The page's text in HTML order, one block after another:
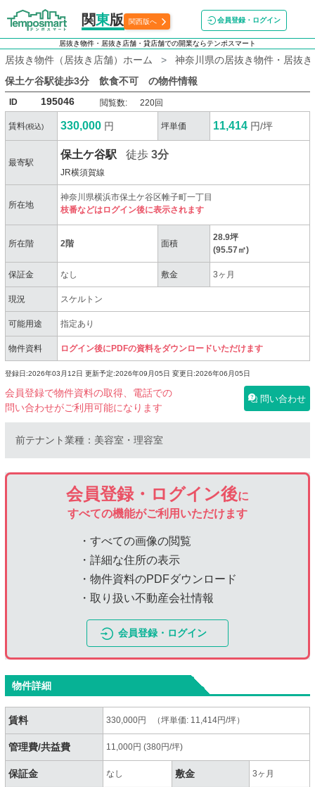
関東版 関西版へ 会員登録・ログイン
居抜き物件・居抜き店舗・貸店舗での開業ならテンポスマート
居抜き物件（居抜き店舗）ホーム
神奈川県の居抜き物件・居抜
保土ケ谷駅徒歩3分 飲食不可 の物件情報
ID 195046 閲覧数: 220回
賃料(税込) 330,000 円 坪単価 11,414 円/坪
最寄駅
保土ケ谷駅 徒歩3分
JR横須賀線
所在地
神奈川県横浜市保土ケ谷区帷子町一丁目
枝番などはログイン後に表示されます
所在階 2階 面積
28.9坪
(95.57㎡)
保証金 なし 敷金 3ヶ月
現況 スケルトン
可能用途 指定あり
物件資料 ログイン後にPDFの資料をダウンロードいただけます
登録日:2026年03月12日 更新予定:2026年09月05日 変更日:2026年06月05日
会員登録で物件資料の取得、電話での
問い合わせがご利用可能になります
問い合わせ
前テナント業種：美容室・理容室
会員登録・ログイン後に
すべての機能がご利用いただけます
・すべての画像の閲覧
・詳細な住所の表示
・物件資料のPDFダウンロード
・取り扱い不動産会社情報
会員登録・ログイン
物件詳細
賃料 330,000円 （坪単価: 11,414円/坪）
管理費/共益費 11,000円 (380円/坪)
保証金 なし 敷金 3ヶ月